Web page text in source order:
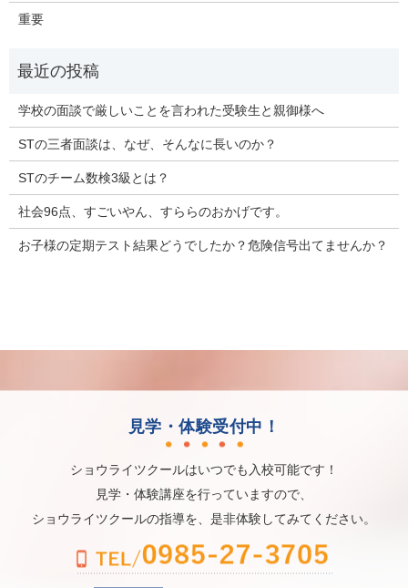
重要
学校の面談で厳しいことを言われた受験生と親御様へ
STの三者面談は、なぜ、そんなに長いのか？
STのチーム数検3級とは？
社会96点、すごいやん、すららのおかげです。
お子様の定期テスト結果どうでしたか？危険信号出てませんか？
見学・体験受付中！
ショウライツクールはいつでも入校可能です！
見学・体験講座を行っていますので、
ショウライツクールの指導を、是非体験してみてください。